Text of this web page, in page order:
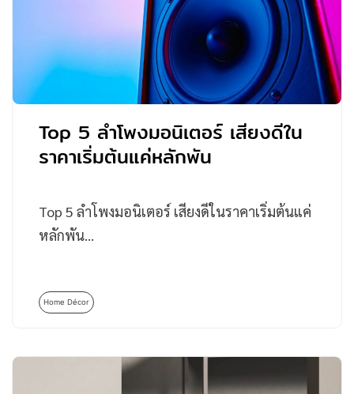
Top 5 ลำโพงมอนิเตอร์ เสียงดีใน
ราคาเริ่มต้นแค่หลักพัน
Top 5 ลำโพงมอนิเตอร์ เสียงดีในราคาเริ่มต้นแค่
หลักพัน…
Home Décor